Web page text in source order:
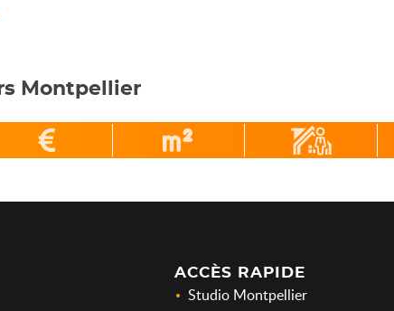
Montpellier
ACCÈS RAPIDE
Studio Montpellier